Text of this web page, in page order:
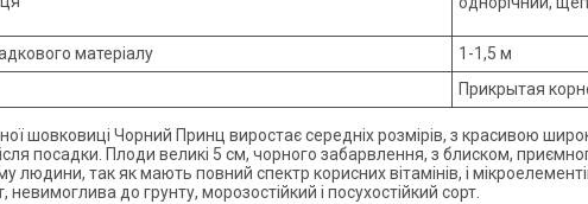
матеріалу
1-1,5 м
Прикрытая
шовковиці Чорний Принц виростає середніх розмірів, з красивою
посадки. Плоди великі 5 см, чорного забарвлення, з блиском,
людини, так як мають повний спектр корисних вітамінів, і
невимоглива до грунту, морозостійкий і посухостійкий сорт.